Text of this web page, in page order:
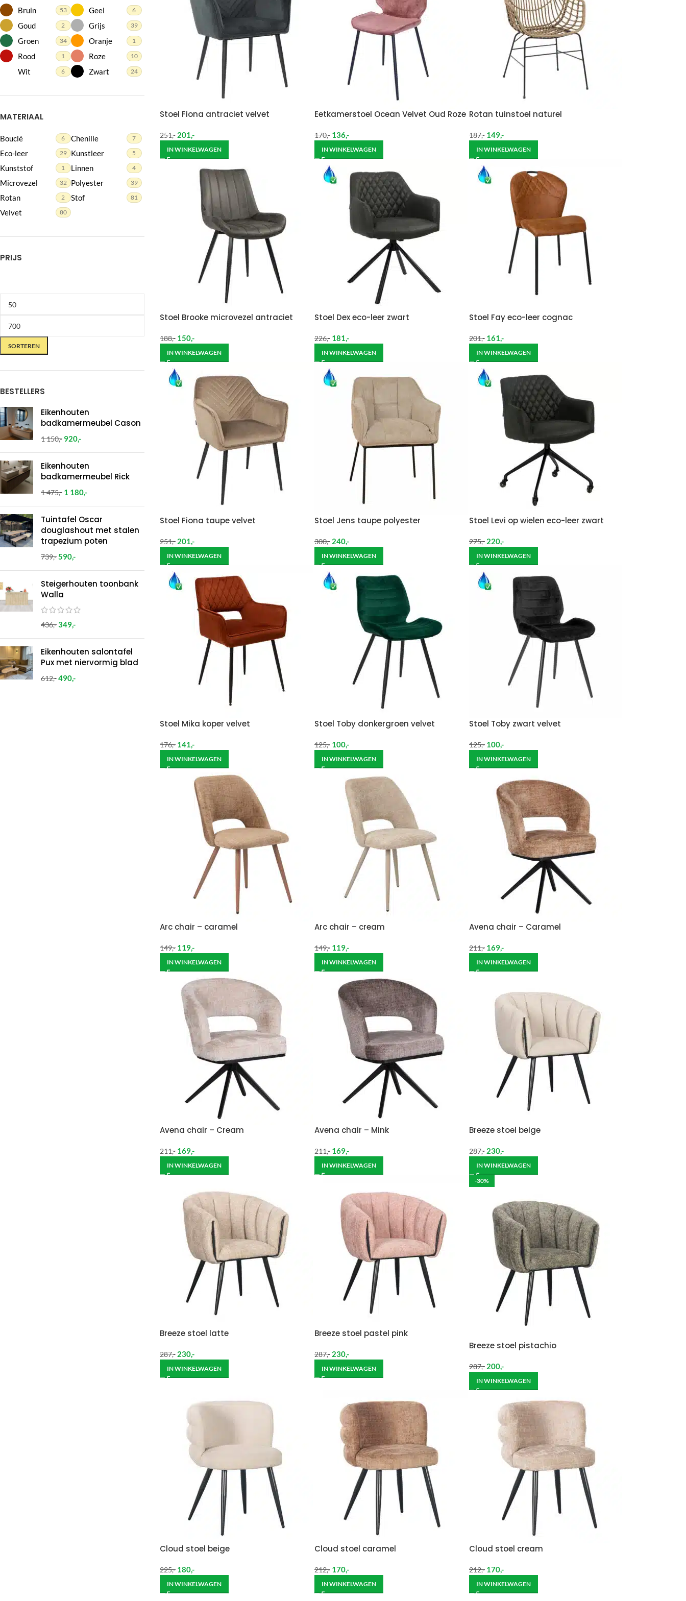
Bruin 53 Geel 6
Goud 2 Grijs 39
Groen 34 Oranje 1
Rood 1 Roze 10
Wit 6 Zwart 24
MATERIAAL
Bouclé 6 Chenille 7
Eco-leer 29 Kunstleer 5
Kunststof 1 Linnen 4
Microvezel 32 Polyester 39
Rotan 2 Stof 81
Velvet 80
PRIJS
SORTEREN
BESTELLERS
Eikenhouten
badkamermeubel Cason
1 150,- 920,-
Eikenhouten
badkamermeubel Rick
1 475,- 1 180,-
Tuintafel Oscar
douglashout met stalen
trapezium poten
739,-590,-
Steigerhouten toonbank
Walla
436,-349,-
Eikenhouten salontafel
Pux met niervormig blad
612,-490,-
Stoel Fiona antraciet velvet
251,- 201,-
IN WINKELWAGEN
Eetkamerstoel Ocean Velvet Oud Roze
170,- 136,-
IN WINKELWAGEN
Rotan tuinstoel naturel
187,- 149,-
IN WINKELWAGEN
Stoel Brooke microvezel antraciet
188,- 150,-
IN WINKELWAGEN
Stoel Dex eco-leer zwart
226,- 181,-
IN WINKELWAGEN
Stoel Fay eco-leer cognac
201,- 161,-
IN WINKELWAGEN
Stoel Fiona taupe velvet
251,- 201,-
IN WINKELWAGEN
Stoel Jens taupe polyester
300,- 240,-
IN WINKELWAGEN
Stoel Levi op wielen eco-leer zwart
275,- 220,-
IN WINKELWAGEN
Stoel Mika koper velvet
176,- 141,-
IN WINKELWAGEN
Stoel Toby donkergroen velvet
125,- 100,-
IN WINKELWAGEN
Stoel Toby zwart velvet
125,- 100,-
IN WINKELWAGEN
Arc chair – caramel
149,- 119,-
IN WINKELWAGEN
Arc chair – cream
149,- 119,-
IN WINKELWAGEN
Avena chair – Caramel
211,- 169,-
IN WINKELWAGEN
Avena chair – Cream
211,- 169,-
IN WINKELWAGEN
Avena chair – Mink
211,- 169,-
IN WINKELWAGEN
Breeze stoel beige
287,- 230,-
IN WINKELWAGEN
Breeze stoel latte
287,- 230,-
IN WINKELWAGEN
Breeze stoel pastel pink
287,- 230,-
IN WINKELWAGEN
-30%
Breeze stoel pistachio
287,- 200,-
IN WINKELWAGEN
Cloud stoel beige
225,- 180,-
IN WINKELWAGEN
Cloud stoel caramel
212,- 170,-
IN WINKELWAGEN
Cloud stoel cream
212,- 170,-
IN WINKELWAGEN